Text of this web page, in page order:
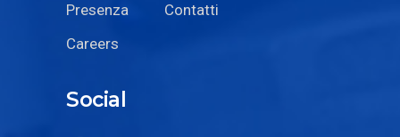
Presenza
Contatti
Careers
Social